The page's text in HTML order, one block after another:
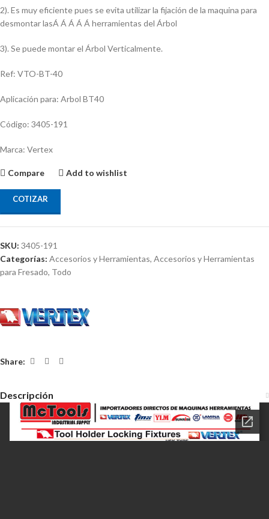
2). Es muy eficiente pues se evita utilizar la fijación de la maquina para
desmontar lasÁ Á Á Á Á herramientas del Árbol
3). Se puede montar el Árbol Verticalmente.
Ref: VTO-BT-40
Aplicación para: Arbol BT40
Código: 3405-191
Marca: Vertex
Compare Add to wishlist
COTIZAR
SKU: 3405-191
Categorías: Accesorios y Herramientas, Accesorios y Herramientas
para Fresado, Todo
Share:
Descripción